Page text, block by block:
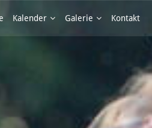
Kalender Galerie Kontakt